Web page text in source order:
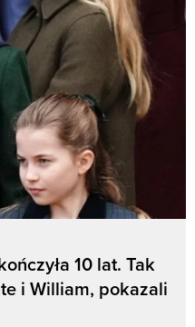
10 lat. Tak
i William, pokazali